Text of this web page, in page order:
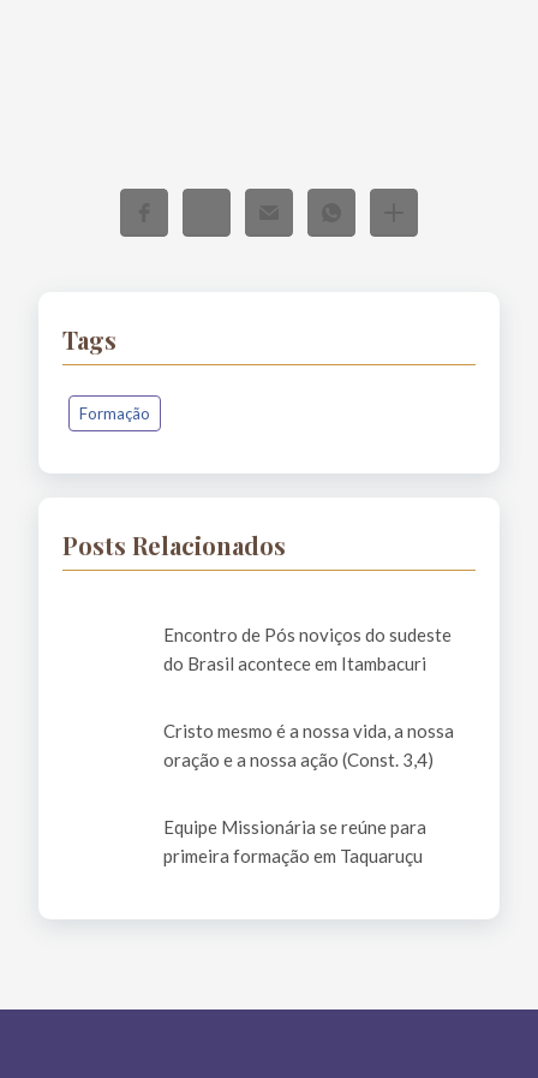
Tags
Formação
Posts Relacionados
Encontro de Pós noviços do sudeste
do Brasil acontece em Itambacuri
Cristo mesmo é a nossa vida, a nossa
oração e a nossa ação (Const. 3,4)
Equipe Missionária se reúne para
primeira formação em Taquaruçu